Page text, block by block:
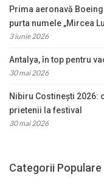
Prima aeronavă Boeing
purta numele „Mircea
3 iunie 2026
Antalya, în top pentru
30 mai 2026
Nibiru Costinești 2026:
prietenii la festival
30 mai 2026
Categorii Populare